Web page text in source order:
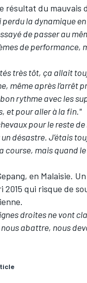
résultat du mauvais
perdu la dynamique
de passer au
de performance,
très tôt, ça allait
même après l’arrêt
rythme avec les
et pour aller à la fin."
pour le reste
désastre. J’étais
course, mais quand
en Malaisie.
2015 qui risque de
droites ne vont
abattre, nous